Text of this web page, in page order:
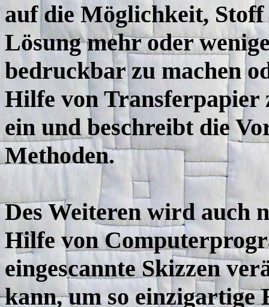
auf die Möglichkeit,
Lösung mehr oder
bedruckbar zu machen
Hilfe von Transferpapier
ein und beschreibt die
Methoden.
Des Weiteren wird auch
Hilfe von
eingescannte Skizzen
kann, um so einzigartige